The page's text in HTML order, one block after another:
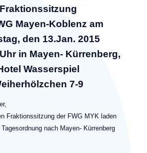
Fraktionssitzung
Mayen-Koblenz am
den 13.Jan. 2015
in Mayen- Kürrenberg,
Wasserspiel
7-9
Fraktionssitzung der FWG MYK laden
nach Mayen- Kürrenberg